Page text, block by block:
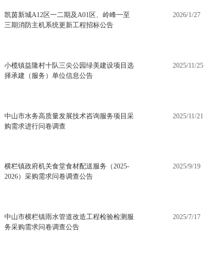
凯茵新城A12区一二期及A01区、岭峰一至
三期消防主机系统更新工程招标公告
2026/1/27
小榄镇益隆村十队三尖公园绿美建设项目选
择承建（服务）单位信息公告
2025/11/25
中山市水务高质量发展技术咨询服务项目采
购需求进行问卷调查
2025/11/21
横栏镇政府机关食堂食材配送服务（2025-
2026）采购需求问卷调查公告
2025/9/19
中山市横栏镇雨水管道改造工程检验检测服
务采购需求问卷调查公告
2025/7/17